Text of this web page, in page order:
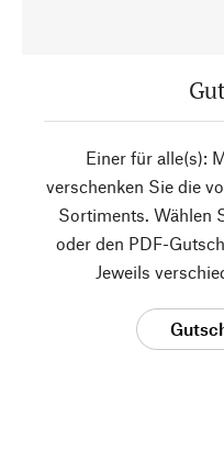
Einer für alle(s):
verschenken Sie die
Sortiments. Wählen
oder den PDF-
Jeweils